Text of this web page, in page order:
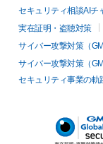
セキュリティ相談AIチ
実在証明・盗聴対策
サイバー攻撃対策（
サイバー攻撃対策（
セキュリティ事業の軌